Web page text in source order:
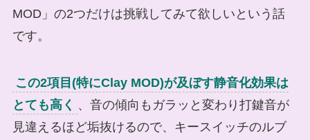
MOD」の2つだけは挑戦してみて欲しいという話
です。
この2項目(特にClay MOD)が及ぼす静音化効果は
とても高く 、音の傾向もガラッと変わり打鍵音が
見違えるほど垢抜けるので、キースイッチのルブ